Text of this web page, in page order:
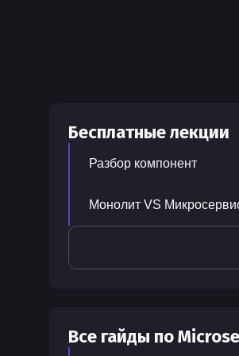
Бесплатные лекции
Разбор компонент
Монолит VS
Все гайды по